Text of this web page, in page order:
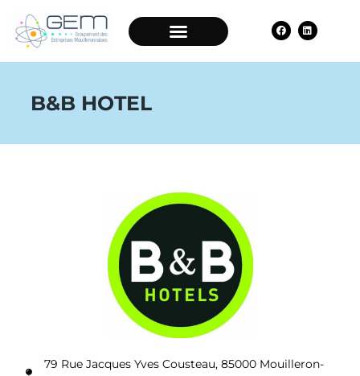
B&B HOTEL
79 Rue Jacques Yves Cousteau, 85000 Mouilleron-